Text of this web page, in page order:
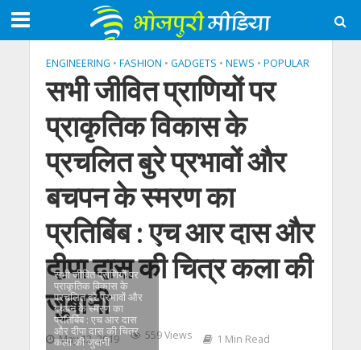
ENGINEERING • FASHION • GADGETS • NEWS • POPULAR
सभी जीवित प्राणियों पर
प्राकृतिक विकास के
प्रचलित बुरे प्रभावों और
बचपन के स्मरण का
प्रतिबिंब : एच आर दास और
दीपा दास की चित्र कला की
जुबानी
May 12, 2019 559 Views 1 Min Read
सभी जीवित प्राणियों पर
प्राकृतिक विकास के
प्रचलित बुरे प्रभावों और
बचपन के स्मरण का
प्रतिबिंब : एच आर दास
और दीपा दास की चित्र
कला की जुबानी